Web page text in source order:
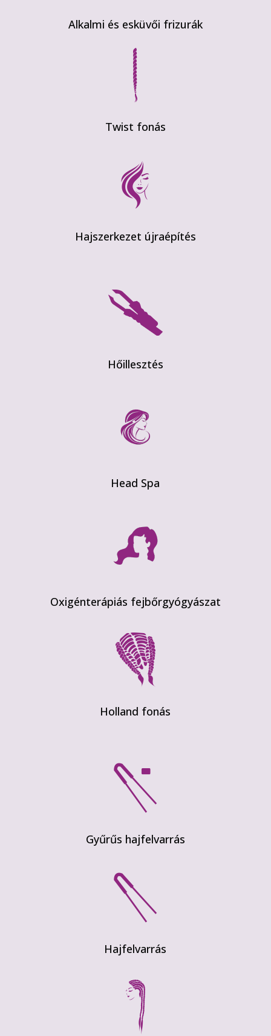
Alkalmi és esküvői frizurák
Twist fonás
Hajszerkezet újraépítés
Hőillesztés
Head Spa
Oxigénterápiás fejbőrgyógyászat
Holland fonás
Gyűrűs hajfelvarrás
Hajfelvarrás